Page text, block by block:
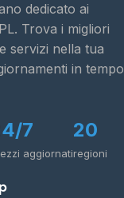
dedicato ai
Trova i migliori
servizi nella tua
in tempo
7
aggiornati
20
regioni